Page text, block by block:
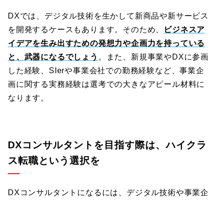
DXでは、デジタル技術を生かして新商品や新サービス
を開発するケースもあります。そのため、
ビジネスア
イデアを生み出すための発想力や企画力を持っている
と、武器になるでしょう 。また、新規事業やDXに参画
した経験、SIerや事業会社での勤務経験など、事業企
画に関する実務経験は選考での大きなアピール材料に
なります。
DXコンサルタントを目指す際は、ハイクラ
ス転職という選択を
DXコンサルタントになるには、デジタル技術や事業企